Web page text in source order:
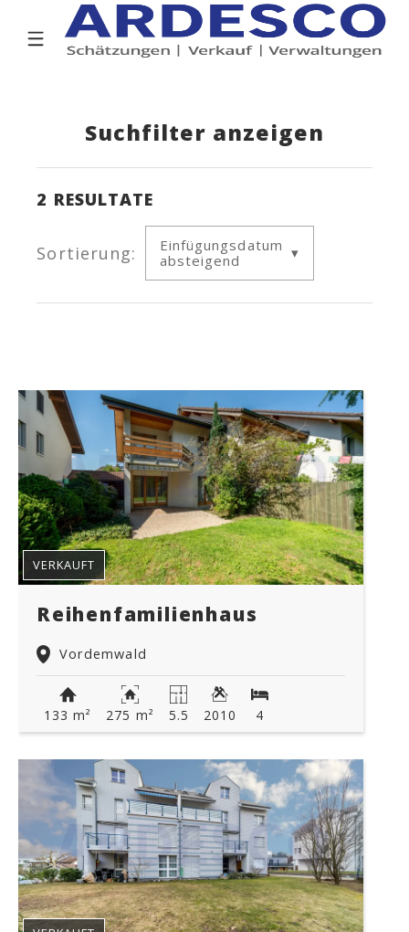
Suchfilter anzeigen
2 RESULTATE
Sortierung:
Einfügungsdatum
absteigend
Reihenfamilienhaus
Vordemwald
VERKAUFT
133 m² 275 m² 5.5 2010 4